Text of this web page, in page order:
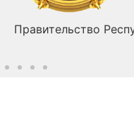
Правительство